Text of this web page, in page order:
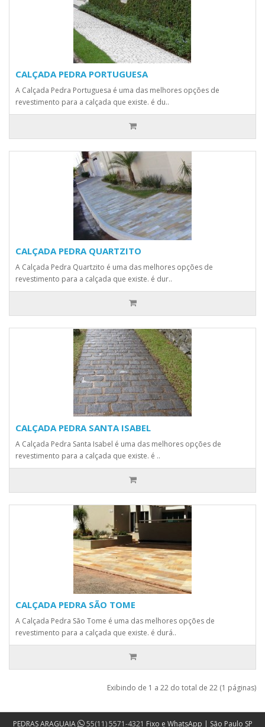
CALÇADA PEDRA PORTUGUESA
A Calçada Pedra Portuguesa é uma das melhores opções de
revestimento para a calçada que existe. é du..
CALÇADA PEDRA QUARTZITO
A Calçada Pedra Quartzito é uma das melhores opções de
revestimento para a calçada que existe. é dur..
CALÇADA PEDRA SANTA ISABEL
A Calçada Pedra Santa Isabel é uma das melhores opções de
revestimento para a calçada que existe. é ..
CALÇADA PEDRA SÃO TOME
A Calçada Pedra São Tome é uma das melhores opções de
revestimento para a calçada que existe. é durá..
Exibindo de 1 a 22 do total de 22 (1 páginas)
PEDRAS ARAGUAIA 55(11) 5571-4321 Fixo e WhatsApp | São Paulo SP